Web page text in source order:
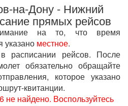
на-Дону - Нижний
прямых рейсов
на то, что время
указано местное.
расписании рейсов. После
обязательно обращайте
которое указано
квитанции.
не найдено. Воспользуйтесь